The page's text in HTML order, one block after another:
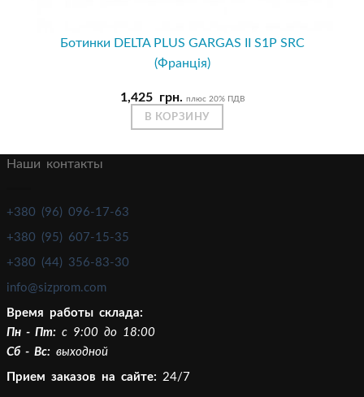
Ботинки DELTA PLUS GARGAS II S1P SRC
(Франція)
1,425 грн. плюс 20% ПДВ
В КОРЗИНУ
Наши контакты
+380 (96) 096-17-63
+380 (95) 607-15-35
+380 (44) 356-83-30
info@sizprom.com
Время работы склада:
Пн - Пт: c 9:00 до 18:00
Сб - Вс: выходной
Прием заказов на сайте:24/7